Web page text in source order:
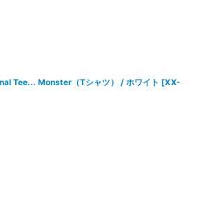
Tee... Monster（Tシャツ） / ホワイト [XX-